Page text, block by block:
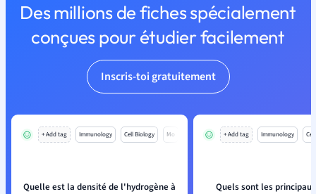
Des millions de fiches spécialement
conçues pour étudier facilement
Inscris-toi gratuitement
+ Add tag Immunology Cell Biology Mo
Quelle est la densité de l'hydrogène à
+ Add tag Immunology
Quels sont les